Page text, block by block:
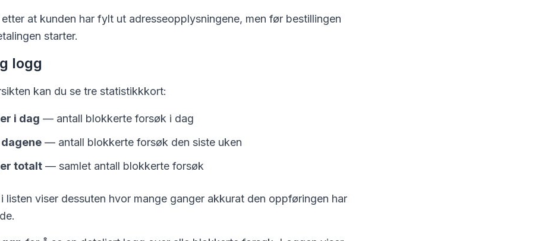
at kunden har fylt ut adresseopplysningene, men før bestillingen
starter.
logg
kan du se tre statistikkkort:
i dag — antall blokkerte forsøk i dag
— antall blokkerte forsøk den siste uken
totalt— samlet antall blokkerte forsøk
listen viser dessuten hvor mange ganger akkurat den oppføringen har